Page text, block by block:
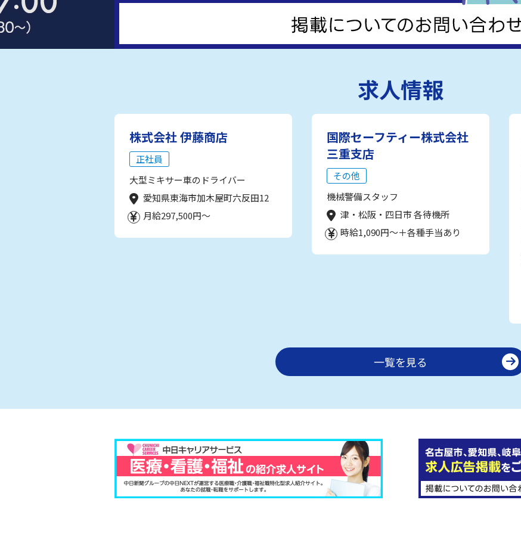
求人情報
株式会社 伊藤商店
正社員
大型ミキサー車のドライバー
愛知県東海市加木屋町六反田12
月給297,500円～
国際セーフティー株式会社
三重支店
その他
機械警備スタッフ
津・松阪・四日市 各待機所
時給1,090円～＋各種手当あり
一覧を見る